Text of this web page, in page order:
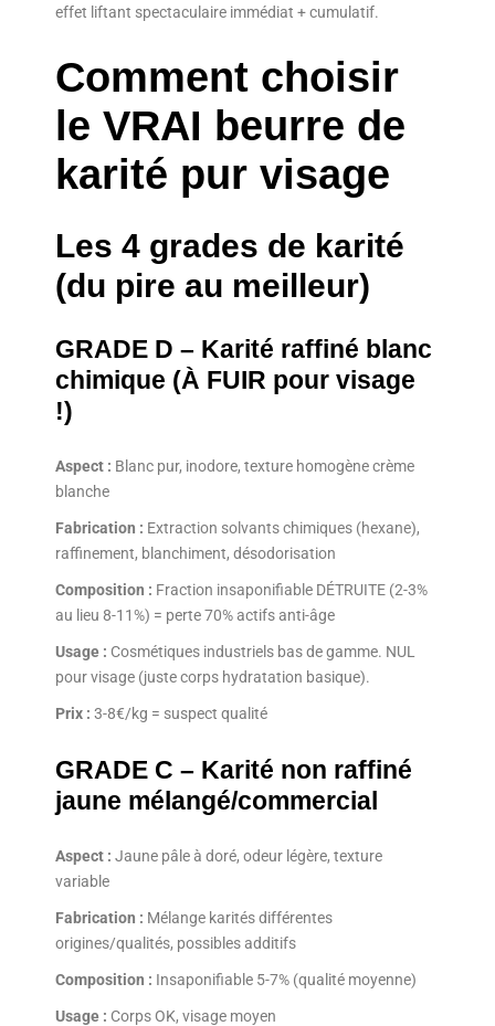
effet liftant spectaculaire immédiat + cumulatif.
Comment choisir
le VRAI beurre de
karité pur visage
Les 4 grades de karité
(du pire au meilleur)
GRADE D – Karité raffiné blanc
chimique (À FUIR pour visage
!)
Aspect : Blanc pur, inodore, texture homogène crème
blanche
Fabrication : Extraction solvants chimiques (hexane),
raffinement, blanchiment, désodorisation
Composition : Fraction insaponifiable DÉTRUITE (2-3%
au lieu 8-11%) = perte 70% actifs anti-âge
Usage : Cosmétiques industriels bas de gamme. NUL
pour visage (juste corps hydratation basique).
Prix : 3-8€/kg = suspect qualité
GRADE C – Karité non raffiné
jaune mélangé/commercial
Aspect : Jaune pâle à doré, odeur légère, texture
variable
Fabrication : Mélange karités différentes
origines/qualités, possibles additifs
Composition : Insaponifiable 5-7% (qualité moyenne)
Usage : Corps OK, visage moyen